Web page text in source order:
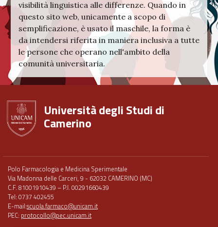
visibilità linguistica alle differenze. Quando in
questo sito web, unicamente a scopo di
semplificazione, è usato il maschile, la forma è
da intendersi riferita in maniera inclusiva a tutte
le persone che operano nell'ambito della
comunità universitaria.
Università degli Studi di
Camerino
Footer
menu
full
Polo Farmacologia e Medicina Sperimentale
Via Madonna delle Carceri, 9 - 62032 CAMERINO (MC)
C.F. 81001910439 – P.I. 00291660439
Tel: 0737 402455
E-mail:scuola.farmaco@unicam.it
PEC: protocollo@pec.unicam.it